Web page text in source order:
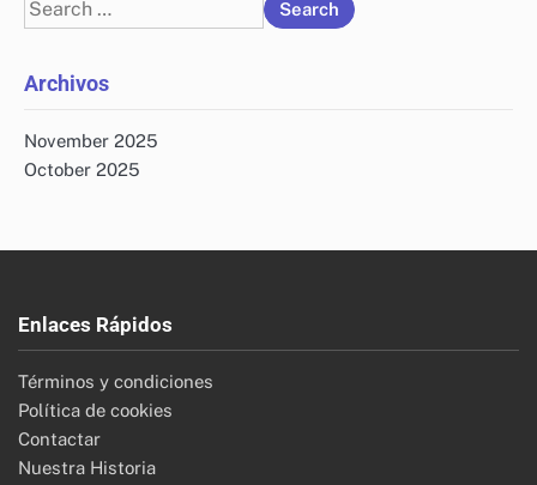
for:
Archivos
November 2025
October 2025
Enlaces Rápidos
Términos y condiciones
Política de cookies
Contactar
Nuestra Historia